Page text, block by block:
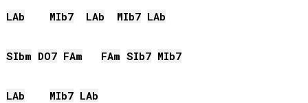
LAb MIb7 LAb MIb7 LAb
SIbm DO7 FAm FAm SIb7 MIb7
LAb MIb7 LAb